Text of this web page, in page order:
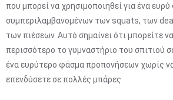
που μπορεί να χρησιμοποιηθεί για ένα
συμπεριλαμβανομένων των squats, των
των πιέσεων. Αυτό σημαίνει ότι μπορείτε
περισσότερο το γυμναστήριο του σπιτιού
ένα ευρύτερο φάσμα προπονήσεων χωρίς
επενδύσετε σε πολλές μπάρες.